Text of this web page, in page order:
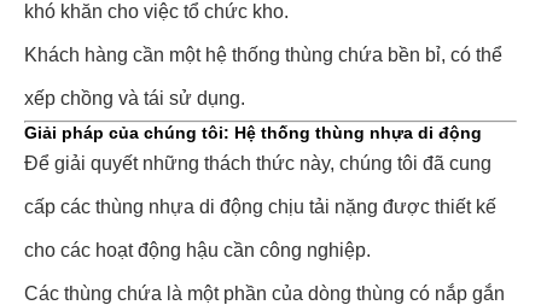
khó khăn cho việc tổ chức kho.
Khách hàng cần một hệ thống thùng chứa bền bỉ, có thể
xếp chồng và tái sử dụng.
Giải pháp của chúng tôi: Hệ thống thùng nhựa di động
Để giải quyết những thách thức này, chúng tôi đã cung
cấp các thùng nhựa di động chịu tải nặng được thiết kế
cho các hoạt động hậu cần công nghiệp.
Các thùng chứa là một phần của dòng thùng có nắp gắn